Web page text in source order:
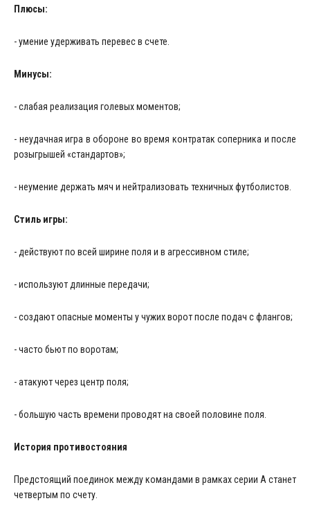
Плюсы:
- умение удерживать перевес в счете.
Минусы:
- слабая реализация голевых моментов;
- неудачная игра в обороне во время контратак соперника и после
розыгрышей «стандартов»;
- неумение держать мяч и нейтрализовать техничных футболистов.
Стиль игры:
- действуют по всей ширине поля и в агрессивном стиле;
- используют длинные передачи;
- создают опасные моменты у чужих ворот после подач с флангов;
- часто бьют по воротам;
- атакуют через центр поля;
- большую часть времени проводят на своей половине поля.
История противостояния
Предстоящий поединок между командами в рамках серии А станет
четвертым по счету.